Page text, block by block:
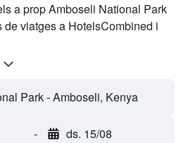
a prop Amboseli National Park
viatges a HotelsCombined i
Park - Amboseli, Kenya
- ds. 15/08